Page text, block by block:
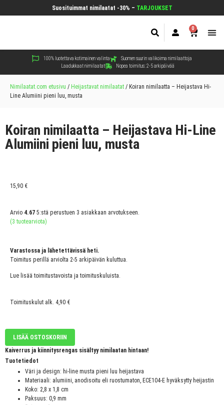
Suosituimmat nimilaatat -30% – TARJOUKSET
0
100% luotettava kotimainen valinta
Suomen suurin valikoima nimilaattoja
Laadukkaat nimilaatat
Nopea toimitus: 2-5 arkipäivää
Nimilaatat.com etusivu / Heijastavat nimilaatat / Koiran nimilaatta – Heijastava Hi-
Line Alumiini pieni luu, musta
Koiran nimilaatta – Heijastava Hi-Line
Alumiini pieni luu, musta
15,90 €
Arvio 4.67 5:stä perustuen 3 asiakkaan arvotukseen.
(3 tuotearviota)
Varastossa ja lähetettävissä heti.
Toimitus perillä arviolta 2-5 arkipäivän kuluttua.
Lue lisää toimitustavoista ja toimituskuluista.
Toimituskulut alk. 4,90 €
LISÄÄ OSTOSKORIIN
Kaiverrus ja kiinnitysrengas sisältyy nimilaatan hintaan!
Tuotetiedot
Väri ja design: hi-line musta pieni luu heijastava
Materiaali: alumiini, anodisoitu eli ruostumaton, ECE104-E hyväksytty heijastin
Koko: 2,8 x 1,8 cm
Paksuus: 0,9 mm